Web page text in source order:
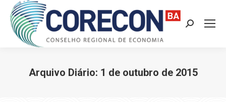
Search:
Arquivo Diário: 1 de outubro de 2015